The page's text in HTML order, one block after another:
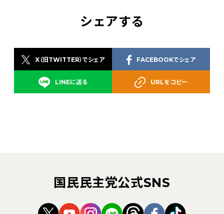
シェアする
X（旧TWITTER）でシェア
LINEに送る
FACEBOOKでシェア
URLをコピー
国民民主党公式SNS
（新しいタブで開く）
（新しいタブで開く）
（新しいタブで開く）
（新しいタブで開く）
（新しいタブで開
（新しいタブ
（新しい